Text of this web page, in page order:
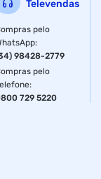
Televendas
pelo
:
98428-2779
pelo
:
729 5220